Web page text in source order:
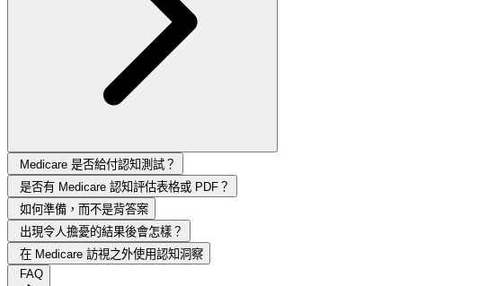
Medicare 是否給付認知測試？
是否有 Medicare 認知評估表格或 PDF？
如何準備，而不是背答案
出現令人擔憂的結果後會怎樣？
在 Medicare 訪視之外使用認知洞察
FAQ